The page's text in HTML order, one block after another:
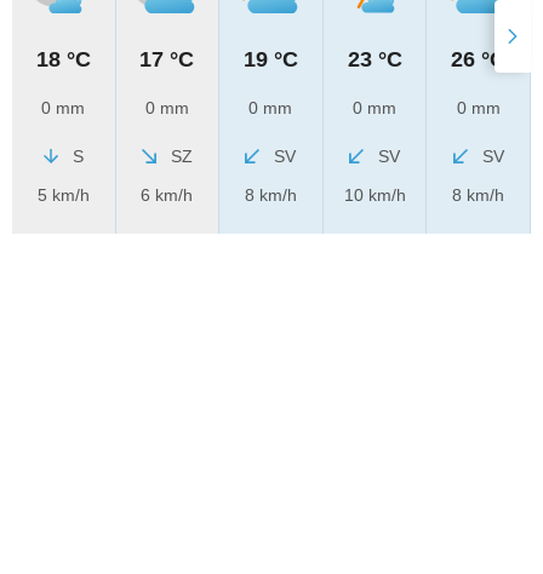
18 °C
0 mm
S
5 km/h
17 °C
0 mm
SZ
6 km/h
19 °C
0 mm
SV
8 km/h
23 °C
0 mm
SV
10 km/h
26 °C
0 mm
SV
8 km/h